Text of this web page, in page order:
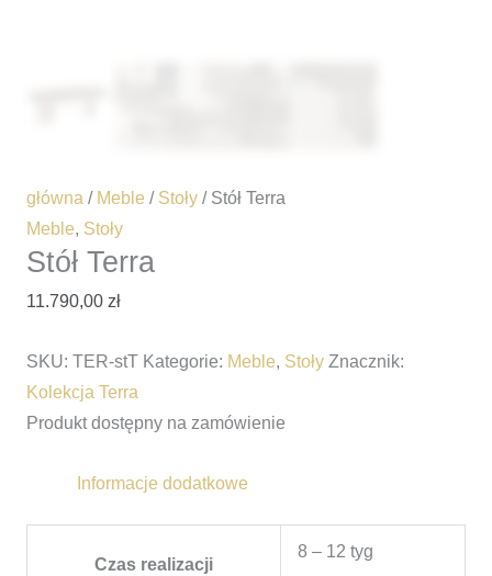
główna / Meble / Stoły/ Stół Terra
Meble, Stoły
Stół Terra
11.790,00 zł
SKU: TER-stT Kategorie: Meble, Stoły Znacznik:
Kolekcja Terra
Produkt dostępny na zamówienie
Informacje dodatkowe
Czas realizacji
8 – 12 tyg